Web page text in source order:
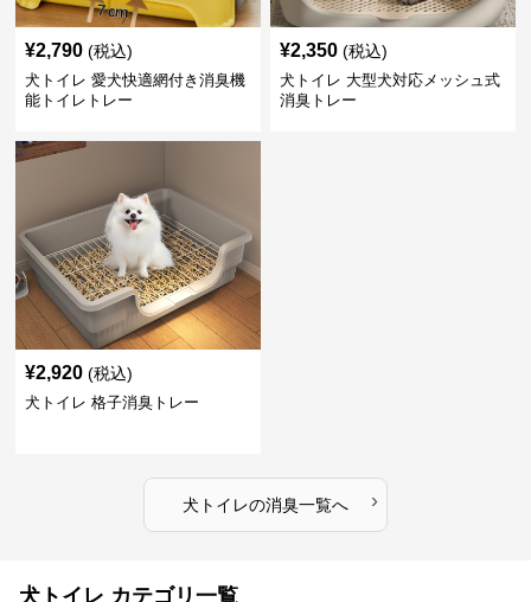
¥2,790 (税込)
犬トイレ 愛犬快適網付き消臭機
能トイレトレー
¥2,350 (税込)
犬トイレ 大型犬対応メッシュ式
消臭トレー
¥2,920 (税込)
犬トイレ 格子消臭トレー
犬トイレの消臭一覧へ ›
犬トイレ カテゴリ一覧